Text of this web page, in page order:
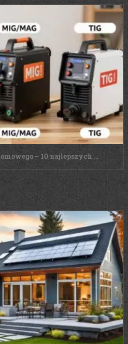
– 10 najlepszych …